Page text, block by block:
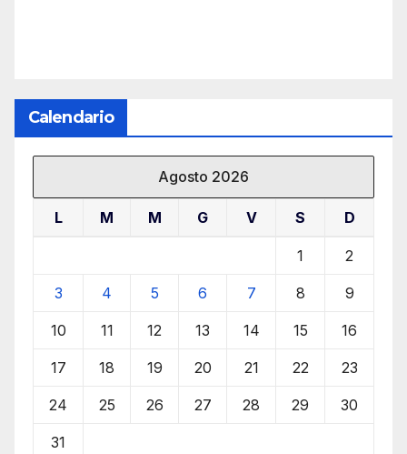
Calendario
Agosto 2026
L M M G V S D
1 2
3 4 5 6 7 8 9
10 11 12 13 14 15 16
17 18 19 20 21 22 23
24 25 26 27 28 29 30
31